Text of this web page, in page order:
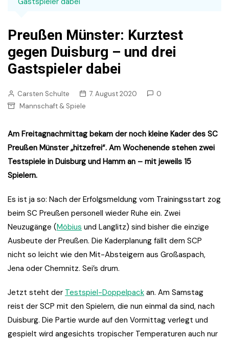
Preußen Münster: Kurztest
gegen Duisburg – und drei
Gastspieler dabei
Carsten Schulte 7. August 2020
0
Mannschaft & Spiele
Am Freitagnachmittag bekam der noch kleine Kader des SC
Preußen Münster „hitzefrei“. Am Wochenende stehen zwei
Testspiele in Duisburg und Hamm an – mit jeweils 15
Spielern.
Es ist ja so: Nach der Erfolgsmeldung vom Trainingsstart zog
beim SC Preußen personell wieder Ruhe ein. Zwei
Neuzugänge (Möbius und Langlitz) sind bisher die einzige
Ausbeute der Preußen. Die Kaderplanung fällt dem SCP
nicht so leicht wie den Mit-Absteigern aus Großaspach,
Jena oder Chemnitz. Sei’s drum.
Jetzt steht der Testspiel-Doppelpack an. Am Samstag
reist der SCP mit den Spielern, die nun einmal da sind, nach
Duisburg. Die Partie wurde auf den Vormittag verlegt und
gespielt wird angesichts tropischer Temperaturen auch nur